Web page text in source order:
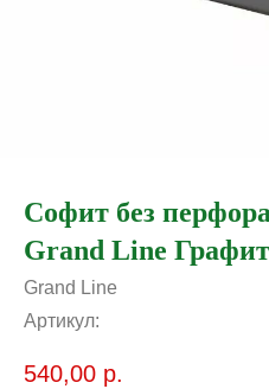
Софит без
Grand Line
Grand Line
Артикул:
540,00 р.